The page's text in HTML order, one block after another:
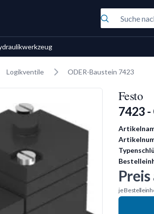
Logikventile ODER-Baustein 7423
Festo
7423 -
Produkt
je